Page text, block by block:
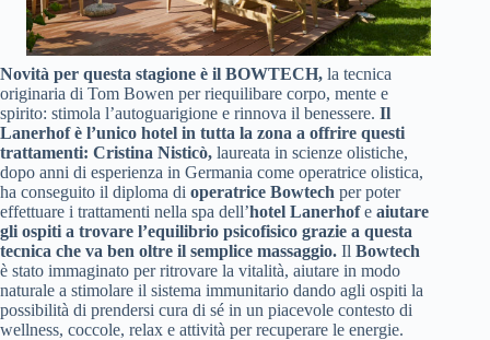
Novità per questa stagione è il BOWTECH, la tecnica
originaria di Tom Bowen per riequilibare corpo, mente e
spirito: stimola l’autoguarigione e rinnova il benessere. Il
Lanerhof è l’unico hotel in tutta la zona a offrire questi
trattamenti: Cristina Nisticò, laureata in scienze olistiche,
dopo anni di esperienza in Germania come operatrice olistica,
ha conseguito il diploma di operatrice Bowtech per poter
effettuare i trattamenti nella spa dell’hotel Lanerhofe aiutare
gli ospiti a trovare l’equilibrio psicofisico grazie a questa
tecnica che va ben oltre il semplice massaggio. Il Bowtech
è stato immaginato per ritrovare la vitalità, aiutare in modo
naturale a stimolare il sistema immunitario dando agli ospiti la
possibilità di prendersi cura di sé in un piacevole contesto di
wellness, coccole, relax e attività per recuperare le energie.